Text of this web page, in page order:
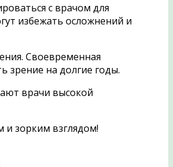
с врачом для
избежать осложнений и
Своевременная
зрение на долгие годы.
врачи высокой
и зорким взглядом!